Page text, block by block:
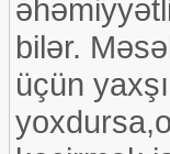
bilər.
üçün